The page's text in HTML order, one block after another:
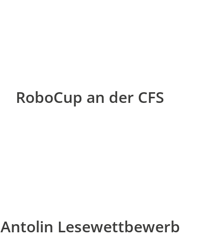
RoboCup an der CFS
Antolin Lesewettbewerb